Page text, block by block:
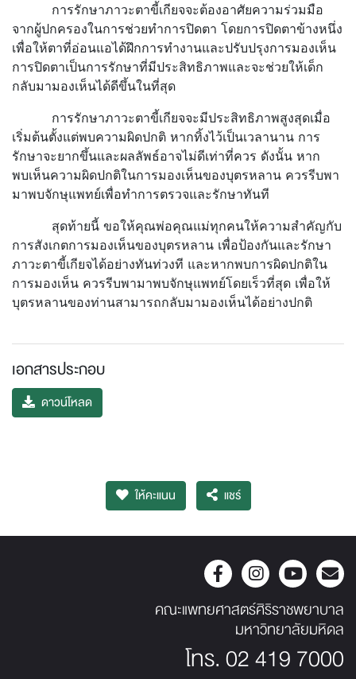
การรักษาภาวะตาขี้เกียจจะต้องอาศัยความร่วมมือ
จากผู้ปกครองในการช่วยทำการปิดตา โดยการปิดตาข้างหนึ่ง
เพื่อให้ตาที่อ่อนแอได้ฝึกการทำงานและปรับปรุงการมองเห็น
การปิดตาเป็นการรักษาที่มีประสิทธิภาพและจะช่วยให้เด็ก
กลับมามองเห็นได้ดีขึ้นในที่สุด
การรักษาภาวะตาขี้เกียจจะมีประสิทธิภาพสูงสุดเมื่อ
เริ่มต้นตั้งแต่พบความผิดปกติ หากทิ้งไว้เป็นเวลานาน การ
รักษาจะยากขึ้นและผลลัพธ์อาจไม่ดีเท่าที่ควร ดังนั้น หาก
พบเห็นความผิดปกติในการมองเห็นของบุตรหลาน ควรรีบพา
มาพบจักษุแพทย์เพื่อทำการตรวจและรักษาทันที
สุดท้ายนี้ ขอให้คุณพ่อคุณแม่ทุกคนให้ความสำคัญกับ
การสังเกตการมองเห็นของบุตรหลาน เพื่อป้องกันและรักษา
ภาวะตาขี้เกียจได้อย่างทันท่วงที และหากพบการผิดปกติใน
การมองเห็น ควรรีบพามาพบจักษุแพทย์โดยเร็วที่สุด เพื่อให้
บุตรหลานของท่านสามารถกลับมามองเห็นได้อย่างปกติ
เอกสารประกอบ
ดาวน์โหลด
ให้คะแนน แชร์
คณะแพทยศาสตร์ศิริราชพยาบาล
มหาวิทยาลัยมหิดล
โทร.02 419 7000